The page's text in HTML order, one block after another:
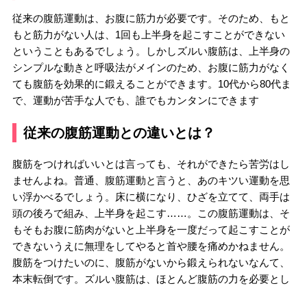
従来の腹筋運動は、お腹に筋力が必要です。そのため、もと
もと筋力がない人は、1回も上半身を起こすことができない
ということもあるでしょう。しかしズルい腹筋は、上半身の
シンプルな動きと呼吸法がメインのため、お腹に筋力がなく
ても腹筋を効果的に鍛えることができます。10代から80代ま
で、運動が苦手な人でも、誰でもカンタンにできます
従来の腹筋運動との違いとは？
腹筋をつければいいとは言っても、それができたら苦労はし
ませんよね。普通、腹筋運動と言うと、あのキツい運動を思
い浮かべるでしょう。床に横になり、ひざを立てて、両手は
頭の後ろで組み、上半身を起こす……。この腹筋運動は、そ
もそもお腹に筋肉がないと上半身を一度だって起こすことが
できないうえに無理をしてやると首や腰を痛めかねません。
腹筋をつけたいのに、腹筋がないから鍛えられないなんて、
本末転倒です。ズルい腹筋は、ほとんど腹筋の力を必要とし